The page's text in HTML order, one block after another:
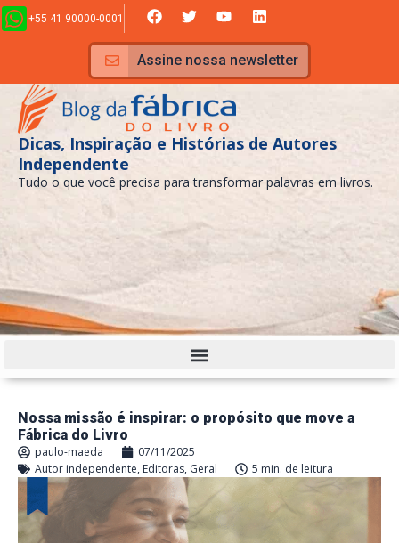
Ir
para
conteúdo
+55 41 90000-0001 F
a
c
e
b
o
o
k
T
w
i
t
t
e
r
Y
o
u
t
u
b
e
L
i
n
k
e
d
Assine nossa newsletter
Dicas, Inspiração e Histórias de Autores
Independente
Tudo o que você precisa para transformar palavras em livros.
Nossa missão é inspirar: o propósito que move a
Fábrica do Livro
paulo-maeda
07/11/2025
Autor independente, Editoras, Geral 5 min. de leitura